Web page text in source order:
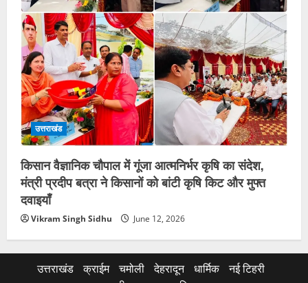
उत्तराखंड
किसान वैज्ञानिक चौपाल में गूंजा आत्मनिर्भर कृषि का संदेश,
मंत्री प्रदीप बत्रा ने किसानों को बांटी कृषि किट और मुफ्त
दवाइयाँ
Vikram Singh Sidhu June 12, 2026
उत्तराखंड क्राईम चमोली देहरादून धार्मिक
नई टिहरी